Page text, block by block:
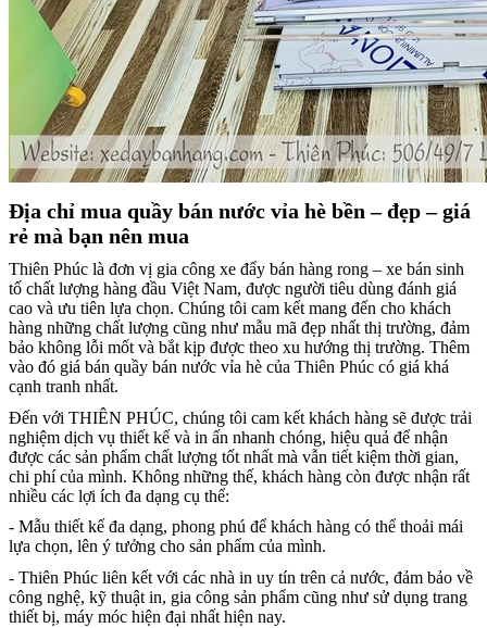
Địa chỉ mua quầy bán nước vỉa hè bền – đẹp – giá
rẻ mà bạn nên mua
Thiên Phúc là đơn vị gia công xe đẩy bán hàng rong – xe bán sinh
tố chất lượng hàng đầu Việt Nam, được người tiêu dùng đánh giá
cao và ưu tiên lựa chọn. Chúng tôi cam kết mang đến cho khách
hàng những chất lượng cũng như mẫu mã đẹp nhất thị trường, đảm
bảo không lỗi mốt và bắt kịp được theo xu hướng thị trường. Thêm
vào đó giá bán quầy bán nước vỉa hè của Thiên Phúc có giá khá
cạnh tranh nhất.
Đến với THIÊN PHÚC, chúng tôi cam kết khách hàng sẽ được trải
nghiệm dịch vụ thiết kế và in ấn nhanh chóng, hiệu quả để nhận
được các sản phẩm chất lượng tốt nhất mà vẫn tiết kiệm thời gian,
chi phí của mình. Không những thế, khách hàng còn được nhận rất
nhiều các lợi ích đa dạng cụ thể:
- Mẫu thiết kế đa dạng, phong phú để khách hàng có thể thoải mái
lựa chọn, lên ý tưởng cho sản phẩm của mình.
- Thiên Phúc liên kết với các nhà in uy tín trên cả nước, đảm bảo về
công nghệ, kỹ thuật in, gia công sản phẩm cũng như sử dụng trang
thiết bị, máy móc hiện đại nhất hiện nay.